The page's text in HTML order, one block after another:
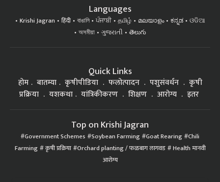
Languages
Krishi Jagran हिंदी বাঙালি ਪੰਜਾਬੀ தமிழ் മലയാളം ಕನ್ನಡ
ଓଡିଆ
অসমীয়া
ગુજરાતી తెలుగు
Quick Links
होम बातम्या कृषीपीडिया फलोत्पादन पशुसंवर्धन
कृषी
प्रक्रिया
यशकथा यांत्रिकीकरण शिक्षण आरोग्य इतर
Top on Krishi Jagran
Government Schemes Soybean Farming Goat Rearing Chili
Farming कृषी प्रक्रिया Orchard planting / फळबाग लागवड Health मानवी
आरोग्य